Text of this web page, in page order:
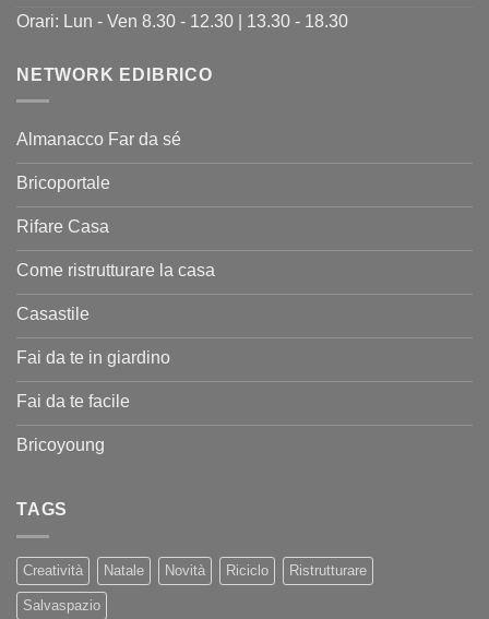
Orari: Lun - Ven 8.30 - 12.30 | 13.30 - 18.30
NETWORK EDIBRICO
Almanacco Far da sé
Bricoportale
Rifare Casa
Come ristrutturare la casa
Casastile
Fai da te in giardino
Fai da te facile
Bricoyoung
TAGS
Creatività Natale Novità Riciclo Ristrutturare
Salvaspazio